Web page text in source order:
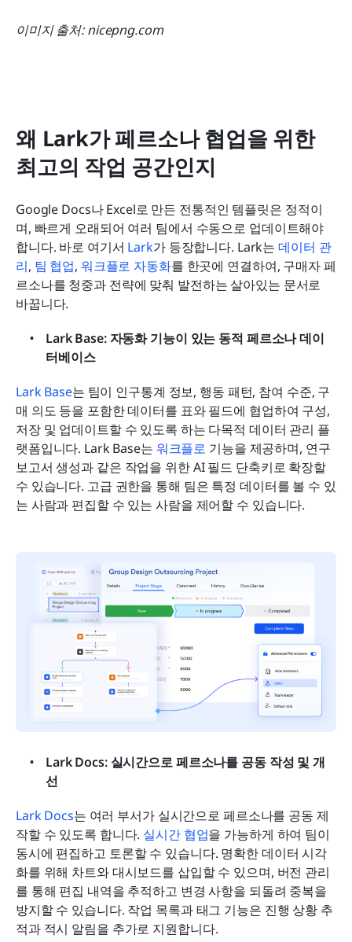
이미지 출처: nicepng.com
왜 Lark가 페르소나 협업을 위한
최고의 작업 공간인지
Google Docs나 Excel로 만든 전통적인 템플릿은 정적이
며, 빠르게 오래되어 여러 팀에서 수동으로 업데이트해야
합니다. 바로 여기서 Lark가 등장합니다. Lark는 데이터 관
리, 팀 협업, 워크플로 자동화를 한곳에 연결하여, 구매자 페
르소나를 청중과 전략에 맞춰 발전하는 살아있는 문서로
바꿉니다.
Lark Base: 자동화 기능이 있는 동적 페르소나 데이
터베이스
Lark Base는 팀이 인구통계 정보, 행동 패턴, 참여 수준, 구
매 의도 등을 포함한 데이터를 표와 필드에 협업하여 구성,
저장 및 업데이트할 수 있도록 하는 다목적 데이터 관리 플
랫폼입니다. Lark Base는 워크플로 기능을 제공하며, 연구
보고서 생성과 같은 작업을 위한 AI 필드 단축키로 확장할
수 있습니다. 고급 권한을 통해 팀은 특정 데이터를 볼 수 있
는 사람과 편집할 수 있는 사람을 제어할 수 있습니다.
Lark Docs: 실시간으로 페르소나를 공동 작성 및 개
선
Lark Docs는 여러 부서가 실시간으로 페르소나를 공동 제
작할 수 있도록 합니다. 실시간 협업을 가능하게 하여 팀이
동시에 편집하고 토론할 수 있습니다. 명확한 데이터 시각
화를 위해 차트와 대시보드를 삽입할 수 있으며, 버전 관리
를 통해 편집 내역을 추적하고 변경 사항을 되돌려 중복을
방지할 수 있습니다. 작업 목록과 태그 기능은 진행 상황 추
적과 적시 알림을 추가로 지원합니다.